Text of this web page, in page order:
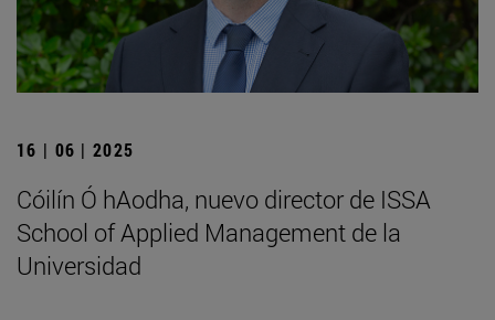
16 | 06 | 2025
Cóilín Ó hAodha, nuevo director de ISSA
School of Applied Management de la
Universidad